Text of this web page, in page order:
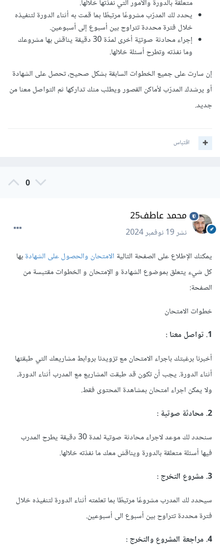
متعلّقة بالدورة والأمور التي نفّذتها خلالها.
يحدد لك المدرّب مشروعًا مرتبطًا بما قمت به أثناء الدورة لتنفيذه
خلال فترة محددة تتراوح بين أسبوع إلى أسبوعين.
إجراء محادثة صوتيّة أخرى لمدّة 30 دقيقة يناقش بها مشروعك
وما نفذته وتطرح أسئلة خلالها.
إن سارت على جميع الخطوات السابقة بشكل صحيح، تحصل على الشهادة
أو يرشدك المدرّب لأماكن القصور ويطلب منك تداركها ثم التواصل معنا من
جديد.
اقتباس
0
محمد عاطف25
نشر19 نوفمبر 2024
يمكنك الإطلاع على الصفحة التاليةالامتحان والحصول على الشهادةبها
كل شيء يتعلق بموضوع الشهادة و الإمتحان و الخطوات مقتبسة من
الصفحة:
خطوات الامتحان
1. تواصل معنا
أخبرنا برغبتك باجراء الامتحان مع تزويدنا بروابط مشاريعك التي طبقتها
أثناء الدورة. يجب أن تكون قد طبقت المشاريع مع المدرب أثناء الدورة،
ولا يمكن اجراء امتحان بمشاهدة المحتوى فقط.
2. محادثة صوتية
سنحدد لك موعد لاجراء محادثة صوتية لمدة 30 دقيقة يطرح المدرب
فيها أسئلة متعلقة بالدورة ويناقش معك ما نفذته خلالها.
3. مشروع التخرج
سيحدد لك المدرب مشروعًا مرتبطًا بما تعلمته أثناء الدورة لتنفيذه خلال
فترة محددة تتراوح بين أسبوع الى أسبوعين.
4. مراجعة المشروع والتخرج